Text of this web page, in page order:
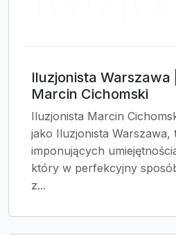
Iluzjonista Warszawa
Marcin Cichomski
Iluzjonista Marcin
jako Iluzjonista Warszawa,
imponujących
który w perfekcyjny
z...